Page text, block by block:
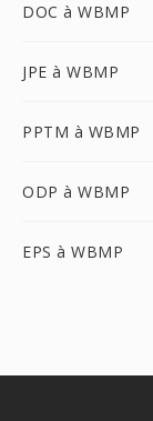
DOC à WBMP
JPE à WBMP
PPTM à WBMP
ODP à WBMP
EPS à WBMP